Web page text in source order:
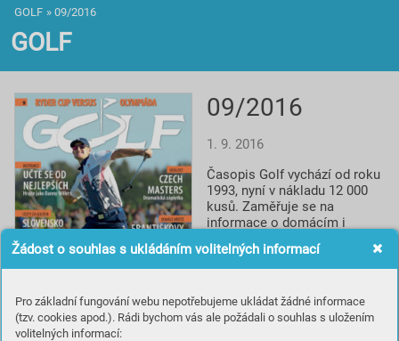
Žádost o souhlas s ukládáním volitelných informací
Pro základní fungování webu nepotřebujeme ukládat žádné informace
(tzv. cookies apod.). Rádi bychom vás ale požádali o souhlas s uložením
volitelných informací:
09/2016
1. 9. 2016
Časopis Golf vychází od roku
1993, nyní v nákladu 12 000
kusů. Zaměřuje se na
informace o domácím i
rozhovory a profily, testy
vybavení, informace o
golfem. Spolupracuje s
prestižním britským titulem
GOLF » 09/2016
GOLF